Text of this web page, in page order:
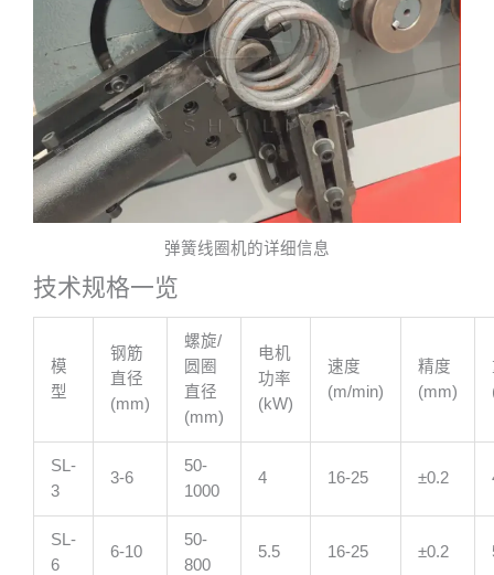
弹簧线圈机的详细信息
技术规格一览
模
型
钢筋
直径
(mm)
螺旋/
圆圈
直径
(mm)
电机
功率
(kW)
速度
(m/min)
精度
(mm)
SL-
3
3-6
50-
1000
4 16-25 ±0.2
SL-
6
6-10
50-
800
5.5 16-25 ±0.2